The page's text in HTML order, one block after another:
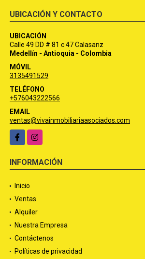
UBICACIÓN Y CONTACTO
UBICACIÓN
Calle 49 DD # 81 c 47 Calasanz
Medellín - Antioquia - Colombia
MÓVIL
3135491529
TELÉFONO
+576043222566
EMAIL
ventas@vivainmobiliariaasociados.com
FacebookInstagram
INFORMACIÓN
Inicio
Ventas
Alquiler
Nuestra Empresa
Contáctenos
Políticas de privacidad